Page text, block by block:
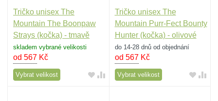
Tričko unisex The
Mountain The Boonpaw
Strays (kočka) - tmavě
šedé
skladem vybrané velikosti
od 567 Kč
Vybrat velikost
Tričko unisex The
Mountain Purr-Fect Bounty
Hunter (kočka) - olivové
do 14-28 dnů od objednání
od 567Kč
Vybrat velikost